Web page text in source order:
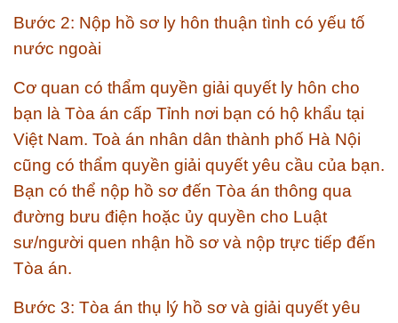
Bước 2: Nộp hồ sơ ly hôn thuận tình có yếu tố
nước ngoài
Cơ quan có thẩm quyền giải quyết ly hôn cho
bạn là Tòa án cấp Tỉnh nơi bạn có hộ khẩu tại
Việt Nam. Toà án nhân dân thành phố Hà Nội
cũng có thẩm quyền giải quyết yêu cầu của bạn.
Bạn có thể nộp hồ sơ đến Tòa án thông qua
đường bưu điện hoặc ủy quyền cho Luật
sư/người quen nhận hồ sơ và nộp trực tiếp đến
Tòa án.
Bước 3: Tòa án thụ lý hồ sơ và giải quyết yêu